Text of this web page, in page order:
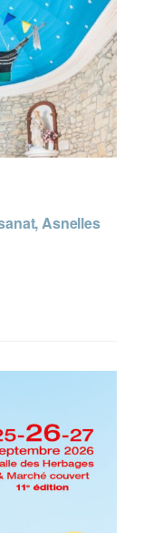
Asnelles